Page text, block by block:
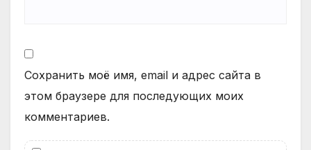
Сохранить моё имя, email и адрес сайта в
этом браузере для последующих моих
комментариев.